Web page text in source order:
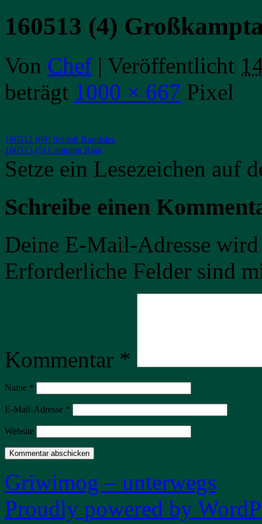
160513 (4)
Von Chef | Veröffentlicht
beträgt 1000 × 667 Pixel
160512 (69) Schloß Rundales
160513 (5) Camping Riga
Setze ein Lesezeichen auf
Schreibe einen
Deine E-Mail-Adresse
Erforderliche Felder sind
Kommentar *
Name *
E-Mail-Adresse *
Website
Griwimog – unterwegs
Proudly powered by